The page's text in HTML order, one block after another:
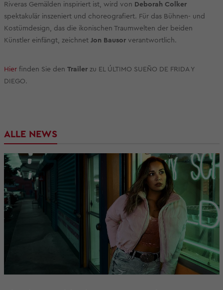
Riveras Gemälden inspiriert ist, wird von Deborah Colker
spektakulär inszeniert und choreografiert. Für das Bühnen- und
Kostümdesign, das die ikonischen Traumwelten der beiden
Künstler einfängt, zeichnet Jon Bausorverantwortlich.
Hierfinden Sie den Trailer zu EL ÚLTIMO SUEÑO DE FRIDA Y
DIEGO.
ALLE NEWS